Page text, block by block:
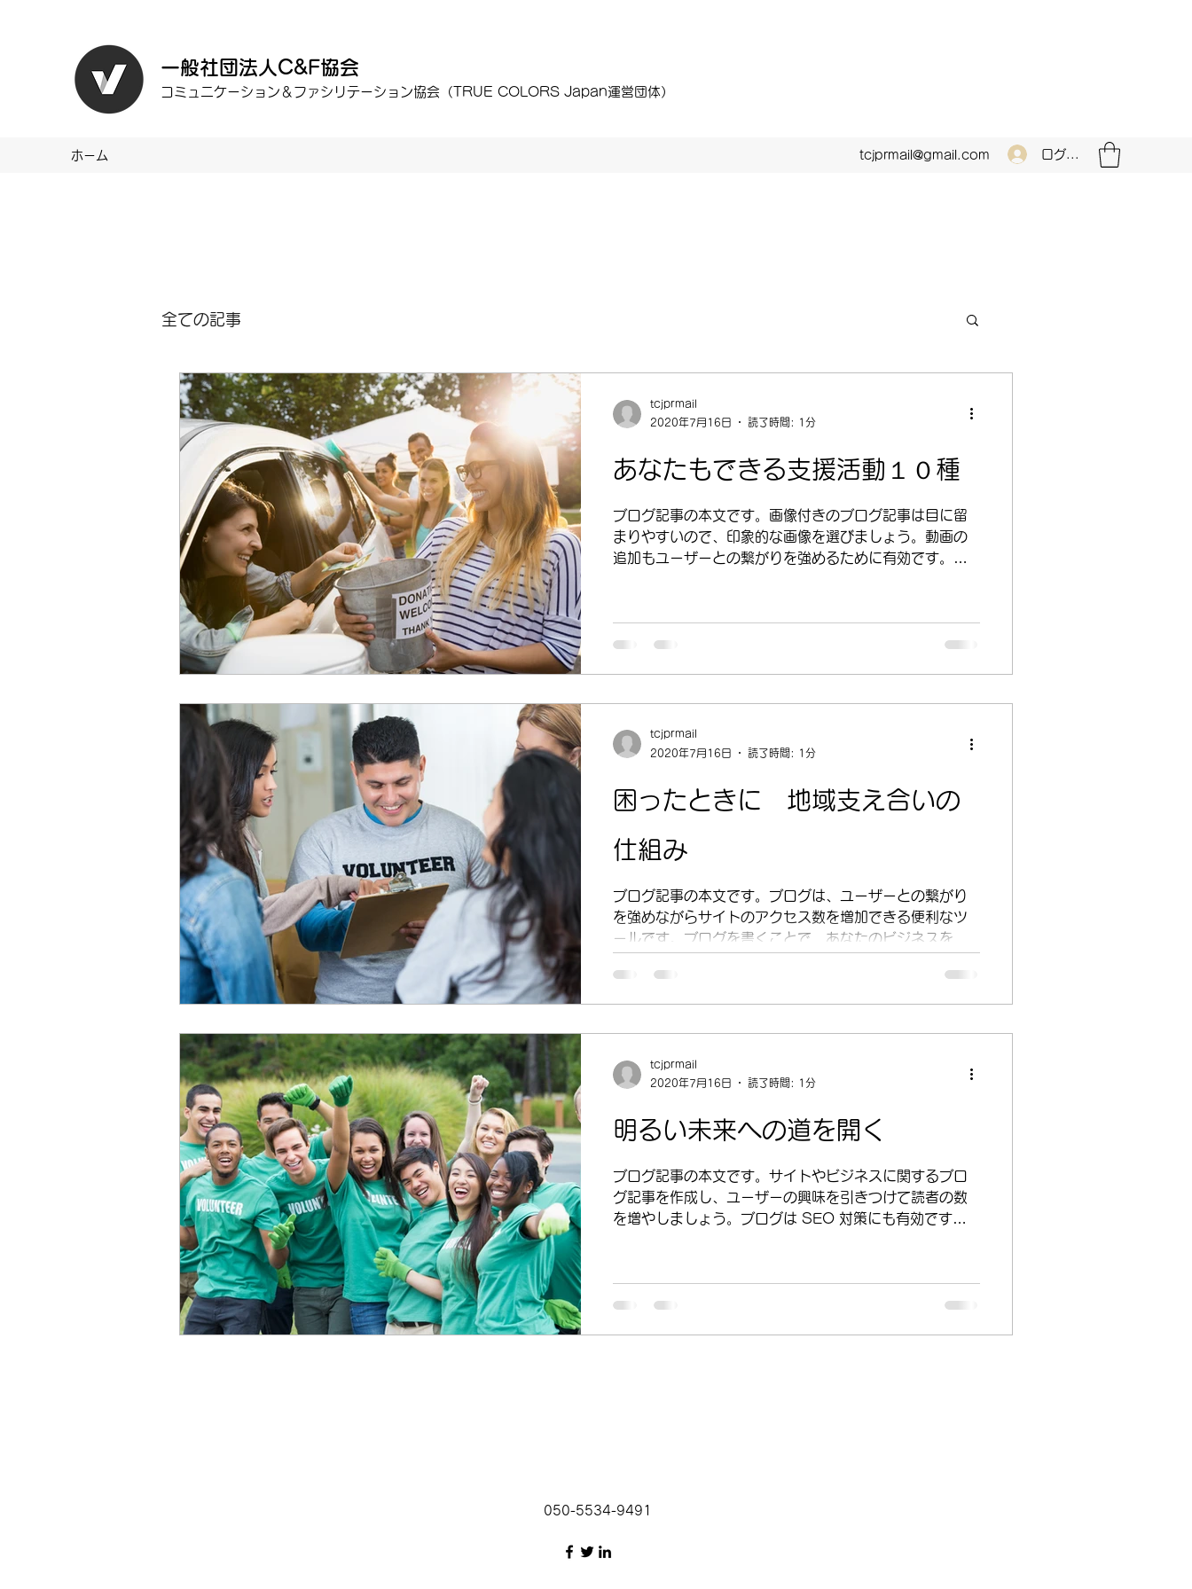
一般社団法人C&F協会
コミュニケーション＆ファシリテーション協会（TRUE COLORS Japan運営団体）
ホーム tcjprmail@gmail.com ログイン
全ての記事
あなたもできる支援活動１０種
ブログ記事の本文です。画像付きのブログ記事は目に留
まりやすいので、印象的な画像を選びましょう。動画の
追加もユーザーとの繋がりを強めるために有効です。ギ
ンテンツを作成しましょう...
tcjprmail
2020年7月16日
読了時間: 1分
困ったときに 地域支え合いの
仕組み
ブログ記事の本文です。ブログは、ユーザーとの繋がり
を強めながらサイトのアクセス数を増加できる便利なツ
ールです。ブログを書くことで、あなたのビジネスを育
できます。「管理」をクリックしてダッシュボードを開
き、ブログ記事を編集して...
tcjprmail
2020年7月16日
読了時間: 1分
明るい未来への道を開く
ブログ記事の本文です。サイトやビジネスに関するブロ
グ記事を作成し、ユーザーの興味を引きつけて読者の数
を増やしましょう。ブログは SEO 対策にも有効です。
ット上であなたの記事...
tcjprmail
2020年7月16日
読了時間: 1分
050-5534-9491